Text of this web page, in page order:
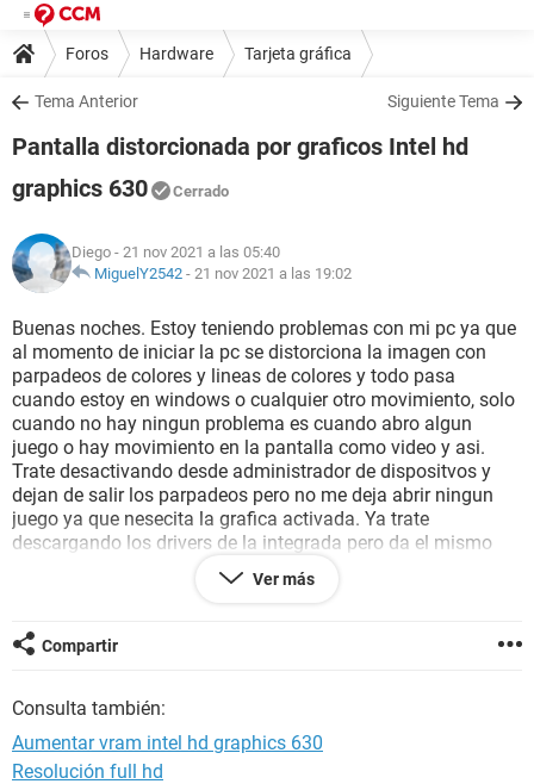
Foros Hardware Tarjeta gráfica
Tema Anterior Siguiente Tema
Pantalla distorcionada por graficos Intel hd
graphics 630
Cerrado
Diego - 21 nov 2021 a las 05:40
MiguelY2542 - 21 nov 2021 a las 19:02
Buenas noches. Estoy teniendo problemas con mi pc ya que
al momento de iniciar la pc se distorciona la imagen con
parpadeos de colores y lineas de colores y todo pasa
cuando estoy en windows o cualquier otro movimiento, solo
cuando no hay ningun problema es cuando abro algun
juego o hay movimiento en la pantalla como video y asi.
Trate desactivando desde administrador de dispositvos y
dejan de salir los parpadeos pero no me deja abrir ningun
juego ya que nesecita la grafica activada. Ya trate
descargando los drivers de la integrada pero da el mismo
Graficos: Intel hd graphics 630
Tarjeta madre: GIGABYTE ATX B460M DS3H
Ver más
Compartir
Consulta también:
Aumentar vram intel hd graphics 630
Resolución full hd